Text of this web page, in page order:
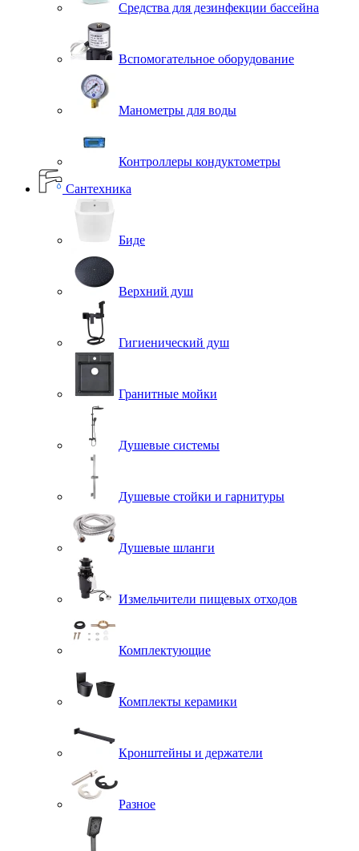
Средства для дезинфекции бассейна
Вспомогательное оборудование
Манометры для воды
Контроллеры кондуктометры
Сантехника
Биде
Верхний душ
Гигиенический душ
Гранитные мойки
Душевые системы
Душевые стойки и гарнитуры
Душевые шланги
Измельчители пищевых отходов
Комплектующие
Комплекты керамики
Кронштейны и держатели
Разное